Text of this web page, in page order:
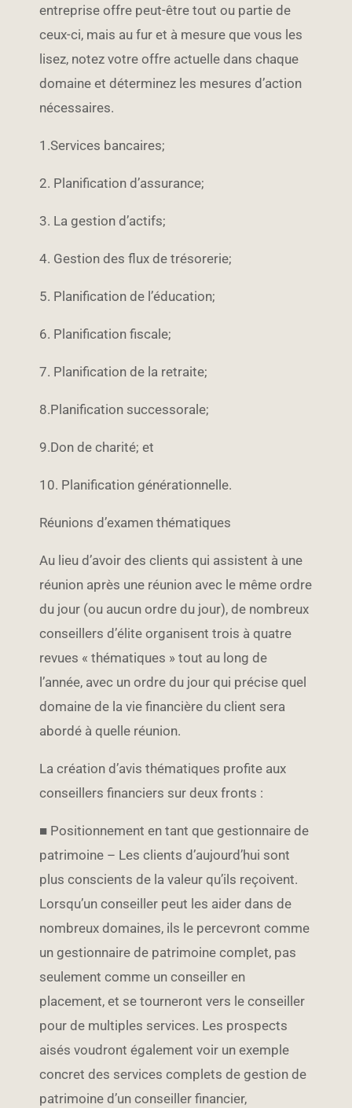
entreprise offre peut-être tout ou partie de
ceux-ci, mais au fur et à mesure que vous les
lisez, notez votre offre actuelle dans chaque
domaine et déterminez les mesures d’action
nécessaires.
1.Services bancaires;
2. Planification d’assurance;
3. La gestion d’actifs;
4. Gestion des flux de trésorerie;
5. Planification de l’éducation;
6. Planification fiscale;
7. Planification de la retraite;
8.Planification successorale;
9.Don de charité; et
10. Planification générationnelle.
Réunions d’examen thématiques
Au lieu d’avoir des clients qui assistent à une
réunion après une réunion avec le même ordre
du jour (ou aucun ordre du jour), de nombreux
conseillers d’élite organisent trois à quatre
revues « thématiques » tout au long de
l’année, avec un ordre du jour qui précise quel
domaine de la vie financière du client sera
abordé à quelle réunion.
La création d’avis thématiques profite aux
conseillers financiers sur deux fronts :
■ Positionnement en tant que gestionnaire de
patrimoine – Les clients d’aujourd’hui sont
plus conscients de la valeur qu’ils reçoivent.
Lorsqu’un conseiller peut les aider dans de
nombreux domaines, ils le percevront comme
un gestionnaire de patrimoine complet, pas
seulement comme un conseiller en
placement, et se tourneront vers le conseiller
pour de multiples services. Les prospects
aisés voudront également voir un exemple
concret des services complets de gestion de
patrimoine d’un conseiller financier,